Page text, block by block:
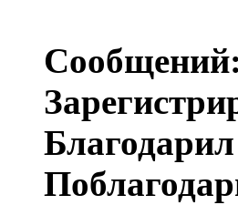
Сообщений: